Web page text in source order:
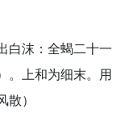
白沫：全蝎二十一
。上和为细末。用
）